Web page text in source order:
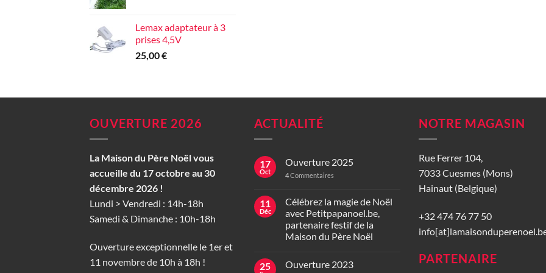
Lemax adaptateur à 3
prises 4,5V
25,00€
OUVERTURE 2026
La Maison du Père Noël vous
accueille du 17 octobre au 30
décembre 2026 !
Lundi > Vendredi : 14h-18h
Samedi & Dimanche : 10h-18h
Ouverture exceptionnelle le 1er et
11 novembre de 10h à 18h !
ACTUALITÉ
17
Oct
Ouverture 2025
4Commentaires
11
Déc
Célébrez la magie de Noël
avec Petitpapanoel.be,
partenaire festif de la
Maison du Père Noël
25 Ouverture 2023
NOTRE MAGASIN
Rue Ferrer 104,
7033 Cuesmes (Mons)
Hainaut (Belgique)
+32 474 76 77 50
PARTENAIRE